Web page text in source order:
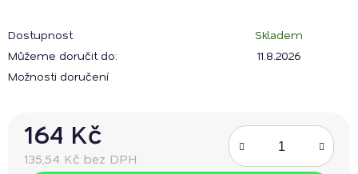
Dostupnost
Skladem
Můžeme doručit do:
11.8.2026
Možnosti doručení
164 Kč
135,54 Kč bez DPH